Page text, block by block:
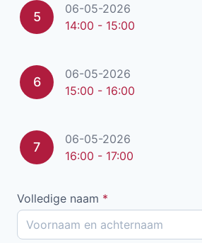
5
06-05-2026
14:00 - 15:00
6
06-05-2026
15:00 - 16:00
7
06-05-2026
16:00 - 17:00
Volledige naam *